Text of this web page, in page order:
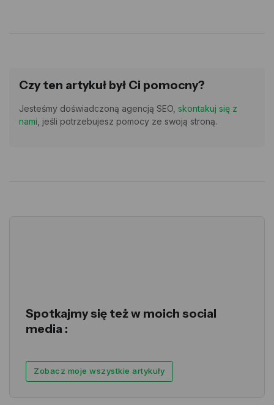
Czy ten artykuł był Ci pomocny?
Jesteśmy doświadczoną agencją SEO, skontakuj się z
nami , jeśli potrzebujesz pomocy ze swoją stroną.
Spotkajmy się też w moich social
media :
Zobacz moje wszystkie artykuły